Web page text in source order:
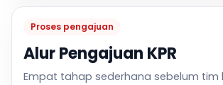
Proses pengajuan
Alur Pengajuan KPR
Empat tahap sederhana sebelum tim